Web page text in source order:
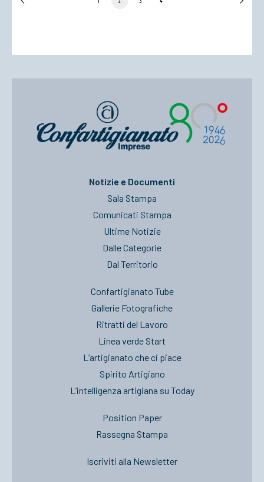
Notizie e Documenti
Sala Stampa
Comunicati Stampa
Ultime Notizie
Dalle Categorie
Dal Territorio
Confartigianato Tube
Gallerie Fotografiche
Ritratti del Lavoro
Linea verde Start
L’artigianato che ci piace
Spirito Artigiano
L’intelligenza artigiana su Today
Position Paper
Rassegna Stampa
Iscriviti alla Newsletter